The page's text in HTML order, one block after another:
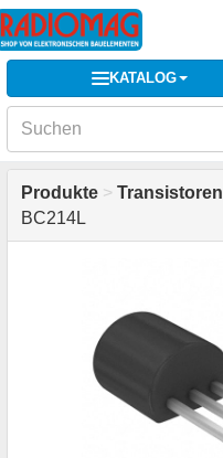
KATALOG
Produkte > Transistoren
BC214L